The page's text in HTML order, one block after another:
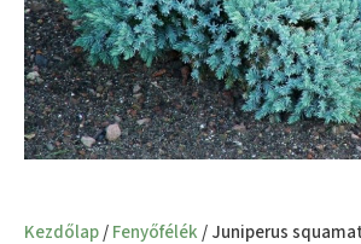
Kezdőlap/Fenyőfélék/ Juniperus